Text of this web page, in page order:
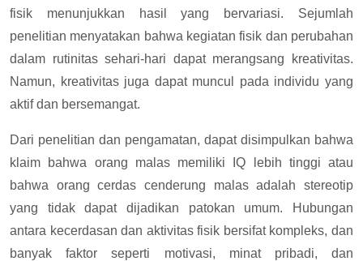
fisik menunjukkan hasil yang bervariasi. Sejumlah
penelitian menyatakan bahwa kegiatan fisik dan perubahan
dalam rutinitas sehari-hari dapat merangsang kreativitas.
Namun, kreativitas juga dapat muncul pada individu yang
aktif dan bersemangat.
Dari penelitian dan pengamatan, dapat disimpulkan bahwa
klaim bahwa orang malas
memiliki IQ lebih tinggi atau
bahwa orang cerdas cenderung malas adalah stereotip
yang tidak dapat dijadikan patokan umum. Hubungan
antara kecerdasan dan aktivitas fisik bersifat kompleks, dan
banyak faktor seperti motivasi, minat pribadi, dan